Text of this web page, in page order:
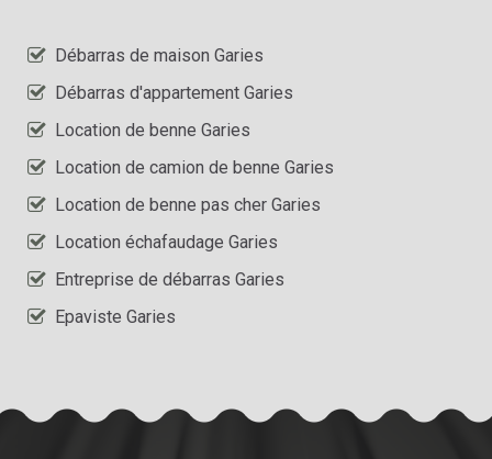
Débarras de maison Garies
Débarras d'appartement Garies
Location de benne Garies
Location de camion de benne Garies
Location de benne pas cher Garies
Location échafaudage Garies
Entreprise de débarras Garies
Epaviste Garies